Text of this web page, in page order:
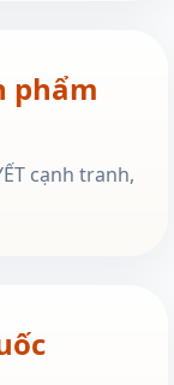
phẩm
cạnh tranh,